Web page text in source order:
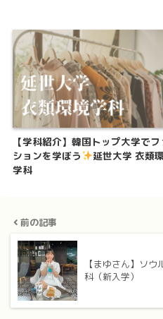
【学科紹介】韓国トップ大学でフ
ションを学ぼう
延世大学 衣類
学科
前の記事
【まゆさん】ソ
科（新入学）